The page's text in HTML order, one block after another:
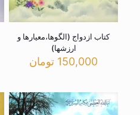
کتاب ازدواج (الگوها،معیارها و
ارزشها)
150,000 تومان